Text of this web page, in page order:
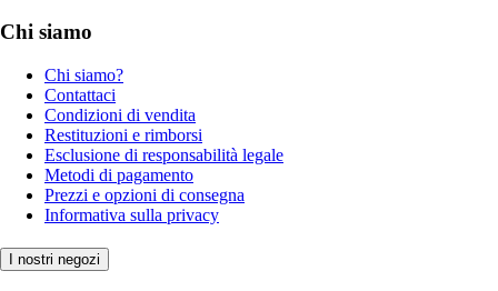
Chi siamo
Chi siamo?
Contattaci
Condizioni di vendita
Restituzioni e rimborsi
Esclusione di responsabilità legale
Metodi di pagamento
Prezzi e opzioni di consegna
Informativa sulla privacy
I nostri negozi